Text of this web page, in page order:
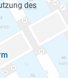
des